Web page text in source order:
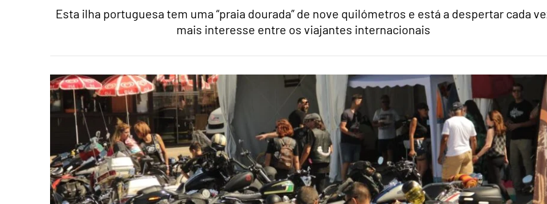
Esta ilha portuguesa tem uma “praia dourada” de nove quilómetros e está a despertar cada
mais interesse entre os viajantes internacionais